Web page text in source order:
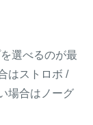
選べるのが最
はストロボ /
場合はノーグ